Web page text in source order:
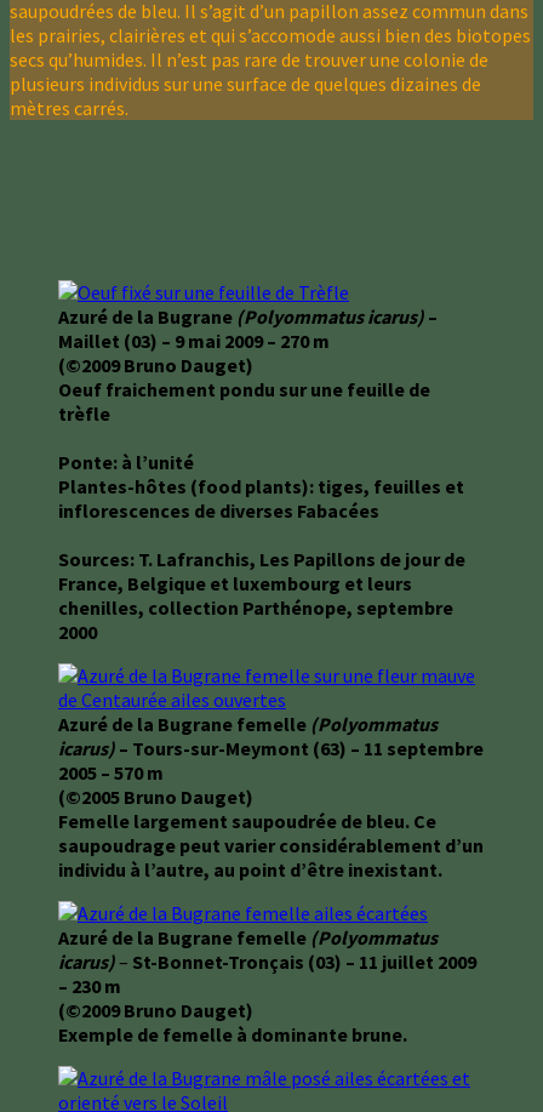
saupoudrées de bleu. Il s’agit d’un papillon assez commun dans
les prairies, clairières et qui s’accomode aussi bien des biotopes
secs qu’humides. Il n’est pas rare de trouver une colonie de
plusieurs individus sur une surface de quelques dizaines de
mètres carrés.
Azuré de la Bugrane (Polyommatus icarus) –
Maillet (03) – 9 mai 2009 – 270 m
(©2009 Bruno Dauget)
Oeuf fraichement pondu sur une feuille de
trèfle
Ponte: à l’unité
Plantes-hôtes (food plants): tiges, feuilles et
inflorescences de diverses Fabacées
Sources: T. Lafranchis, Les Papillons de jour de
France, Belgique et luxembourg et leurs
chenilles, collection Parthénope, septembre
2000
Azuré de la Bugrane femelle (Polyommatus
icarus) – Tours-sur-Meymont (63) – 11 septembre
2005 – 570 m
(©2005 Bruno Dauget)
Femelle largement saupoudrée de bleu. Ce
saupoudrage peut varier considérablement d’un
individu à l’autre, au point d’être inexistant.
Azuré de la Bugrane femelle (Polyommatus
icarus)– St-Bonnet-Tronçais (03) – 11 juillet 2009
– 230 m
(©2009 Bruno Dauget)
Exemple de femelle à dominante brune.